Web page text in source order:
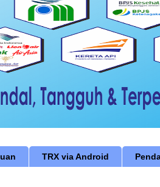
TRX via Android